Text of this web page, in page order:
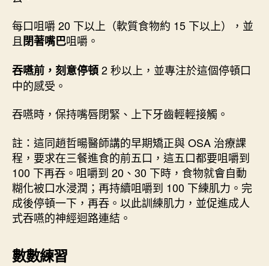
每口咀嚼 20 下以上（軟質食物約 15 下以上），並
且閉著嘴巴咀嚼。
吞嚥前，刻意停頓2 秒以上，並專注於這個停頓口
中的感受。
吞嚥時，保持嘴唇閉緊、上下牙齒輕輕接觸。
註：這同趙哲暘醫師講的早期矯正與 OSA 治療課
程，要求在三餐進食的前五口，這五口都要咀嚼到
100 下再吞。咀嚼到 20、30 下時，食物就會自動
糊化被口水浸潤；再持續咀嚼到 100 下練肌力。完
成後停頓一下，再吞。以此訓練肌力，並促進成人
式吞嚥的神經迴路連結。
數數練習